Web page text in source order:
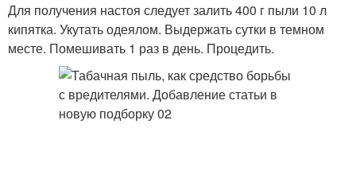
Для получения настоя следует залить 400 г пыли 10 л
кипятка. Укутать одеялом. Выдержать сутки в темном
месте. Помешивать 1 раз в день. Процедить.